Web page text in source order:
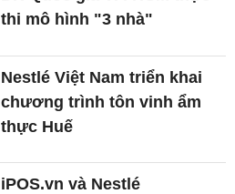
thi mô hình "3 nhà"
Nestlé Việt Nam triển khai
chương trình tôn vinh ẩm
thực Huế
iPOS.vn và Nestlé